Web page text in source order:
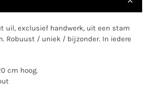
uil, exclusief handwerk, uit een stam
Robuust / uniek / bijzonder. In iedere
cm hoog.